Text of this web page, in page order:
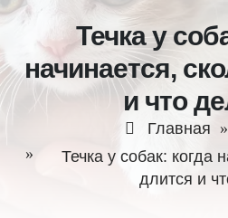
Течка у
начинается,
и что
Главная
Течка у собак: когда
длится и